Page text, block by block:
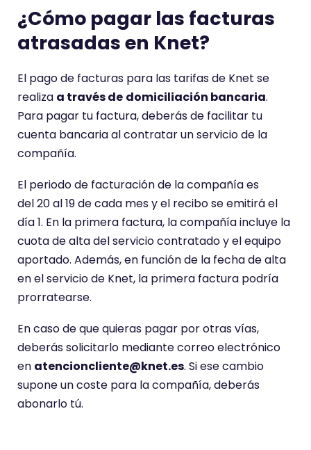
¿Cómo pagar las facturas
atrasadas en Knet?
El pago de facturas para las tarifas de Knet se
realiza a través de domiciliación bancaria.
Para pagar tu factura, deberás de facilitar tu
cuenta bancaria al contratar un servicio de la
compañía.
El periodo de facturación de la compañía es
del 20 al 19 de cada mes y el recibo se emitirá el
día 1. En la primera factura, la compañía incluye la
cuota de alta del servicio contratado y el equipo
aportado. Además, en función de la fecha de alta
en el servicio de Knet, la primera factura podría
prorratearse.
En caso de que quieras pagar por otras vías,
deberás solicitarlo mediante correo electrónico
en atencioncliente@knet.es. Si ese cambio
supone un coste para la compañía, deberás
abonarlo tú.